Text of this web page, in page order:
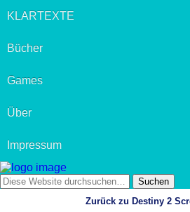
KLARTEXTE
Bücher
Games
Über
Impressum
Zurück zu Destiny 2